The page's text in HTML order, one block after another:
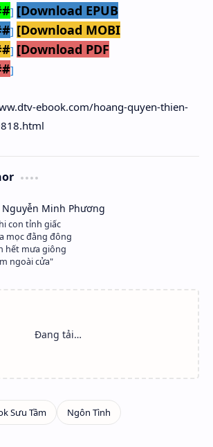
] [Download EPUB
] [Download MOBI
] [Download PDF
]
ebook.com/hoang-quyen-thien-
con tỉnh giấc
mọc đằng đông
hết mưa giông
ngoài cửa"